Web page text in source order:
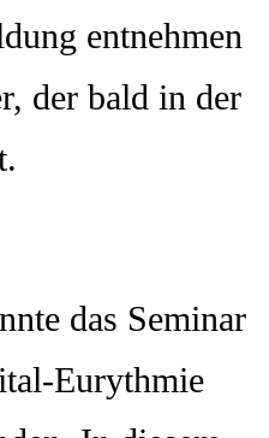
entnehmen
der bald in der
das Seminar
Eurythmie